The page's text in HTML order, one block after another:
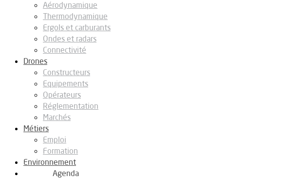
Aérodynamique
Thermodynamique
Ergols et carburants
Ondes et radars
Connectivité
Drones
Constructeurs
Equipements
Opérateurs
Réglementation
Marchés
Métiers
Emploi
Formation
Environnement
Agenda